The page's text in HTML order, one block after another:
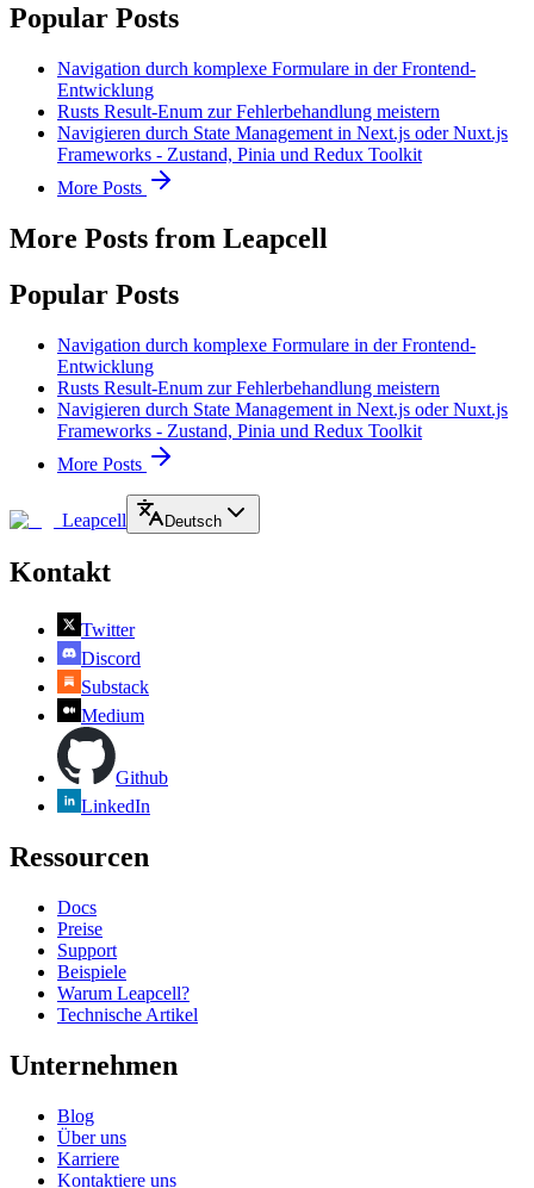
Popular Posts
Navigation durch komplexe Formulare in der Frontend-
Entwicklung
Rusts Result-Enum zur Fehlerbehandlung meistern
Navigieren durch State Management in Next.js oder Nuxt.js
Frameworks - Zustand, Pinia und Redux Toolkit
More Posts
More Posts from Leapcell
Popular Posts
Navigation durch komplexe Formulare in der Frontend-
Entwicklung
Rusts Result-Enum zur Fehlerbehandlung meistern
Navigieren durch State Management in Next.js oder Nuxt.js
Frameworks - Zustand, Pinia und Redux Toolkit
More Posts
Leapcell Deutsch
Kontakt
Twitter
Discord
Substack
Medium
Github
LinkedIn
Ressourcen
Docs
Preise
Support
Beispiele
Warum Leapcell?
Technische Artikel
Unternehmen
Blog
Über uns
Karriere
Kontaktiere uns